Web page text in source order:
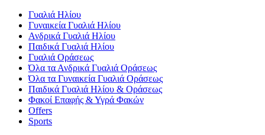
Γυαλιά Ηλίου
Γυναικεία Γυαλιά Ηλίου
Ανδρικά Γυαλιά Ηλίου
Παιδικά Γυαλιά Ηλίου
Γυαλιά Οράσεως
Όλα τα Ανδρικά Γυαλιά Οράσεως
Όλα τα Γυναικεία Γυαλιά Οράσεως
Παιδικά Γυαλιά Ηλίου & Οράσεως
Φακοί Επαφής & Υγρά Φακών
Offers
Sports